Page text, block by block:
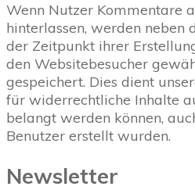
Wenn Nutzer Kommentare
hinterlassen, werden neben
der Zeitpunkt ihrer
den Websitebesucher
gespeichert. Dies dient
für widerrechtliche Inhalte
belangt werden können,
Benutzer erstellt wurden.
Newsletter